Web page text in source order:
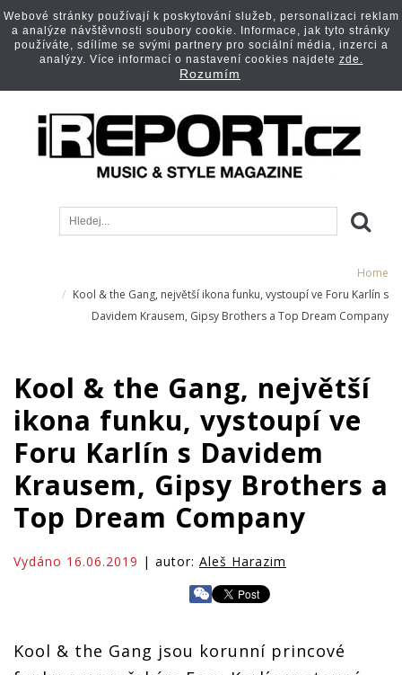
Home
Kool & the Gang, největší ikona funku, vystoupí ve Foru Karlín s
Davidem Krausem, Gipsy Brothers a Top Dream Company
Kool & the Gang, největší
ikona funku, vystoupí ve
Foru Karlín s Davidem
Krausem, Gipsy Brothers a
Top Dream Company
Vydáno 16.06.2019 | autor: Aleš Harazim
Kool & the Gang jsou korunní princové
Webové stránky používají k poskytování služeb, personalizaci reklam
a analýze návštěvnosti soubory cookie. Informace, jak tyto stránky
používáte, sdílíme se svými partnery pro sociální média, inzerci a
analýzy. Více informací o nastavení cookies najdete zde.
Rozumím